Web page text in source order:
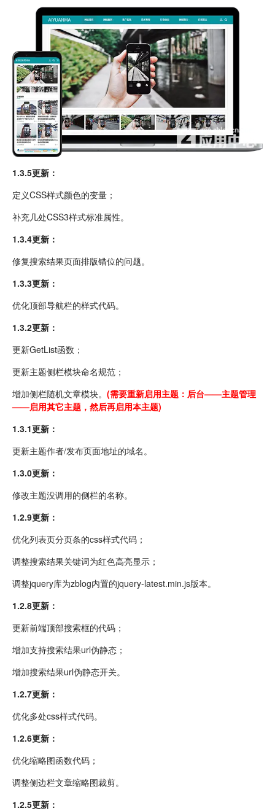
1.3.5更新：
定义CSS样式颜色的变量；
补充几处CSS3样式标准属性。
1.3.4更新：
修复搜索结果页面排版错位的问题。
1.3.3更新：
优化顶部导航栏的样式代码。
1.3.2更新：
更新GetList函数；
更新主题侧栏模块命名规范；
增加侧栏随机文章模块。 (需要重新启用主题：后台——主题管理
——启用其它主题，然后再启用本主题)
1.3.1更新：
更新主题作者/发布页面地址的域名。
1.3.0更新：
修改主题没调用的侧栏的名称。
1.2.9更新：
优化列表页分页条的css样式代码；
调整搜索结果关键词为红色高亮显示；
调整jquery库为zblog内置的jquery-latest.min.js版本。
1.2.8更新：
更新前端顶部搜索框的代码；
增加支持搜索结果url伪静态；
增加搜索结果url伪静态开关。
1.2.7更新：
优化多处css样式代码。
1.2.6更新：
优化缩略图函数代码；
调整侧边栏文章缩略图裁剪。
1.2.5更新：